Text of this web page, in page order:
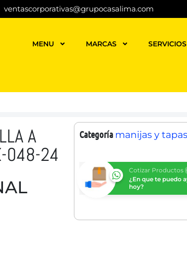
ventascorporativas@grupocasalima.com
MENU MARCAS SERVICIOS
A
048-24
Categoría manijas y
Cotizar Productos
¿En que te puedo
hoy?